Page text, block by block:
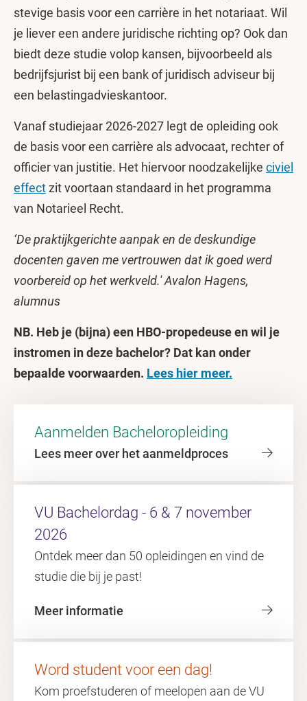
stevige basis voor een carrière in het notariaat. Wil
je liever een andere juridische richting op? Ook dan
biedt deze studie volop kansen, bijvoorbeeld als
bedrijfsjurist bij een bank of juridisch adviseur bij
een belastingadvieskantoor.
Vanaf studiejaar 2026-2027 legt de opleiding ook
de basis voor een carrière als advocaat, rechter of
officier van justitie. Het hiervoor noodzakelijke civiel
effectzit voortaan standaard in het programma
van Notarieel Recht.
‘De praktijkgerichte aanpak en de deskundige
docenten gaven me vertrouwen dat ik goed werd
voorbereid op het werkveld.' Avalon Hagens,
alumnus
NB. Heb je (bijna) een HBO-propedeuse en wil je
instromen in deze bachelor? Dat kan onder
bepaalde voorwaarden. Lees hier meer.
Aanmelden Bacheloropleiding
Lees meer over het aanmeldproces
VU Bachelordag - 6 & 7 november
2026
Ontdek meer dan 50 opleidingen en vind de
studie die bij je past!
Meer informatie
Word student voor een dag!
Kom proefstuderen of meelopen aan de VU